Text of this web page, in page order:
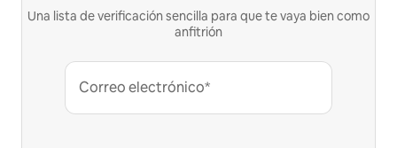
Una lista de verificación sencilla para que te vaya bien como
anfitrión
Correo electrónico*